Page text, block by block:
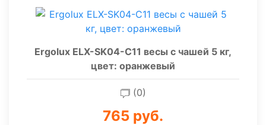
Ergolux ELX-SK04-C11 весы с чашей 5 кг,
цвет: оранжевый
(0)
765 руб.